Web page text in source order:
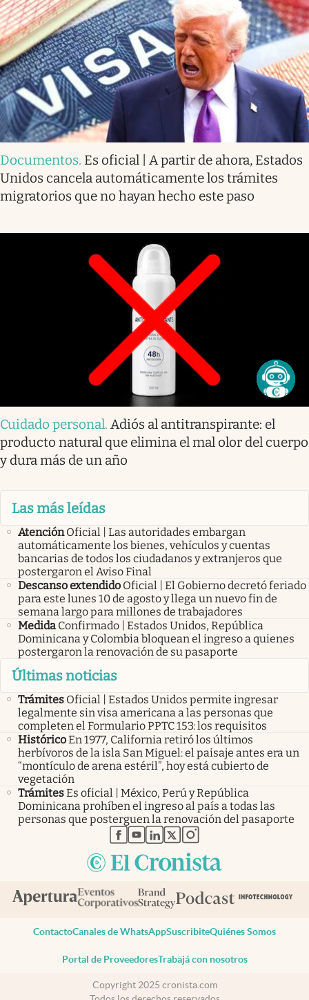
Documentos. Es oficial | A partir de ahora, Estados
Unidos cancela automáticamente los trámites
migratorios que no hayan hecho este paso
Cuidado personal. Adiós al antitranspirante: el
producto natural que elimina el mal olor del cuerpo
y dura más de un año
Las más leídas
Atención Oficial | Las autoridades embargan
automáticamente los bienes, vehículos y cuentas
bancarias de todos los ciudadanos y extranjeros que
postergaron el Aviso Final
Descanso extendido Oficial | El Gobierno decretó feriado
para este lunes 10 de agosto y llega un nuevo fin de
semana largo para millones de trabajadores
Medida Confirmado | Estados Unidos, República
Dominicana y Colombia bloquean el ingreso a quienes
postergaron la renovación de su pasaporte
Últimas noticias
Trámites Oficial | Estados Unidos permite ingresar
legalmente sin visa americana a las personas que
completen el Formulario PPTC 153: los requisitos
HistóricoEn 1977, California retiró los últimos
herbívoros de la isla San Miguel: el paisaje antes era un
“montículo de arena estéril”, hoy está cubierto de
vegetación
TrámitesEs oficial | México, Perú y República
Dominicana prohíben el ingreso al país a todas las
personas que posterguen la renovación del pasaporte
abre en nueva pestaña
abre en nueva pestaña
abre en nueva pestaña
abre en nueva pestaña
abre en nueva pestaña
ContactoCanales de WhatsAppSuscribiteQuiénes Somos
Portal de ProveedoresTrabajá con nosotros
Copyright 2025 cronista.com